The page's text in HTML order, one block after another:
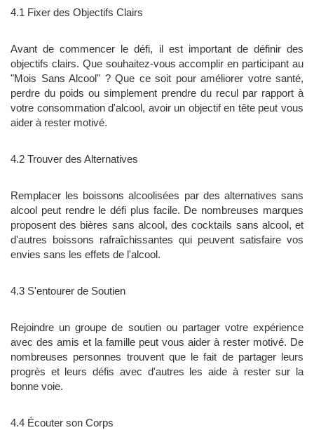
4.1 Fixer des Objectifs Clairs
Avant de commencer le défi, il est important de définir des
objectifs clairs. Que souhaitez-vous accomplir en participant au
"Mois Sans Alcool" ? Que ce soit pour améliorer votre santé,
perdre du poids ou simplement prendre du recul par rapport à
votre consommation d'alcool, avoir un objectif en tête peut vous
aider à rester motivé.
4.2 Trouver des Alternatives
Remplacer les boissons alcoolisées par des alternatives sans
alcool peut rendre le défi plus facile. De nombreuses marques
proposent des bières sans alcool, des cocktails sans alcool, et
d'autres boissons rafraîchissantes qui peuvent satisfaire vos
envies sans les effets de l'alcool.
4.3 S'entourer de Soutien
Rejoindre un groupe de soutien ou partager votre expérience
avec des amis et la famille peut vous aider à rester motivé. De
nombreuses personnes trouvent que le fait de partager leurs
progrès et leurs défis avec d'autres les aide à rester sur la
bonne voie.
4.4 Écouter son Corps